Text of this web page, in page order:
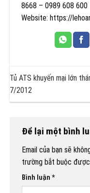
8668 – 0989 608 600
Website: https://
Tủ ATS khuyến mại lớn
7/2012
Để lại một bình
Email của bạn sẽ
trường bắt buộc
Bình luận *